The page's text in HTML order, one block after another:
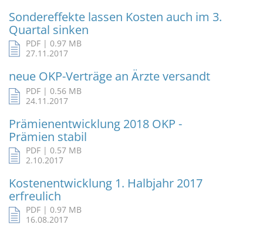
Sondereffekte lassen Kosten auch im 3.
Quartal sinken
PDF | 0.97 MB
27.11.2017
neue OKP-Verträge an Ärzte versandt
PDF | 0.56 MB
24.11.2017
Prämienentwicklung 2018 OKP -
Prämien stabil
PDF | 0.57 MB
2.10.2017
Kostenentwicklung 1. Halbjahr 2017
erfreulich
PDF | 0.97 MB
16.08.2017